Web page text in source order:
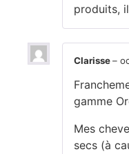
produits,
Clarisse–
gamme
​Mes
secs (à